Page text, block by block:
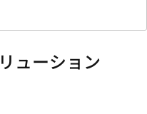
ューション